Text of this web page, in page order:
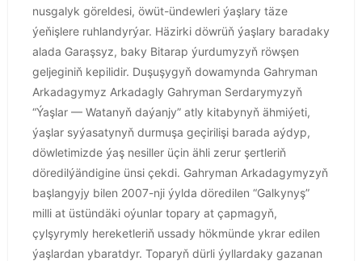
nusgalyk göreldesi, öwüt-ündewleri ýaşlary täze
ýeňişlere ruhlandyrýar. Häzirki döwrüň ýaşlary baradaky
alada Garaşsyz, baky Bitarap ýurdumyzyň röwşen
geljeginiň kepilidir. Duşuşygyň dowamynda Gahryman
Arkadagymyz Arkadagly Gahryman Serdarymyzyň
“Ýaşlar — Watanyň daýanjy” atly kitabynyň ähmiýeti,
ýaşlar syýasatynyň durmuşa geçirilişi barada aýdyp,
döwletimizde ýaş nesiller üçin ähli zerur şertleriň
döredilýändigine ünsi çekdi. Gahryman Arkadagymyzyň
başlangyjy bilen 2007-nji ýylda döredilen “Galkynyş”
milli at üstündäki oýunlar topary at çapmagyň,
çylşyrymly hereketleriň ussady hökmünde ykrar edilen
ýaşlardan ybaratdyr. Toparyň dürli ýyllardaky gazanan